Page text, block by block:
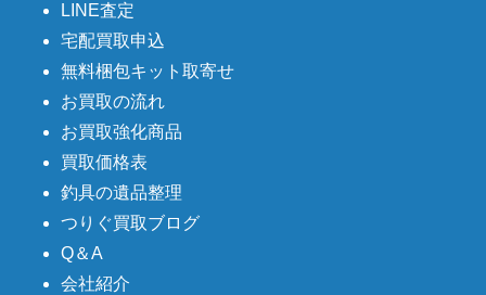
LINE査定
宅配買取申込
無料梱包キット取寄せ
お買取の流れ
お買取強化商品
買取価格表
釣具の遺品整理
つりぐ買取ブログ
Q＆A
会社紹介